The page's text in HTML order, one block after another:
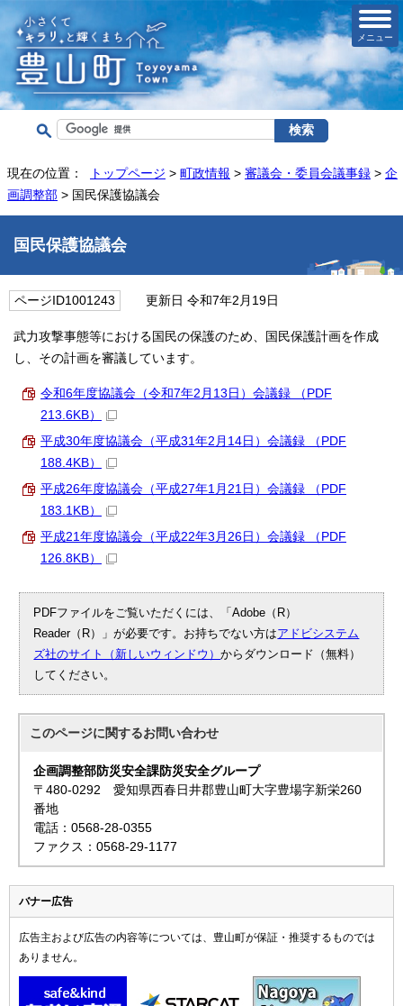
メニュー
現在の位置： トップページ > 町政情報 > 審議会・委員会議事録 > 企
画調整部 > 国民保護協議会
国民保護協議会
ページID1001243 更新日 令和7年2月19日
武力攻撃事態等における国民の保護のため、国民保護計画を作成
し、その計画を審議しています。
令和6年度協議会（令和7年2月13日）会議録 （PDF
213.6KB）
平成30年度協議会（平成31年2月14日）会議録 （PDF
188.4KB）
平成26年度協議会（平成27年1月21日）会議録 （PDF
183.1KB）
平成21年度協議会（平成22年3月26日）会議録 （PDF
126.8KB）
PDFファイルをご覧いただくには、「Adobe（R）
Reader（R）」が必要です。お持ちでない方はアドビシステム
ズ社のサイト（新しいウィンドウ）からダウンロード（無料）
してください。
このページに関するお問い合わせ
企画調整部防災安全課防災安全グループ
〒480-0292 愛知県西春日井郡豊山町大字豊場字新栄260
番地
電話：0568-28-0355
ファクス：0568-29-1177
バナー広告
広告主および広告の内容等については、豊山町が保証・推奨するものでは
ありません。